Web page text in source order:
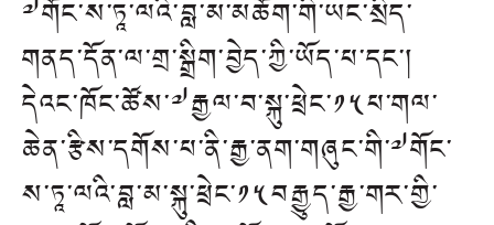
༧གོང་ས་ཏཱ་ལའི་བླ་མ་མཆོག་གི་ཡང་སྲིད་
གནད་དོན་ལ་གྲ་སྒྲིག་བྱེད་ཀྱི་ཡོད་པ་དང་།
དེའང་ཁོང་ཚོས་༧རྒྱལ་བ་སྐུ་ཕྲེང་༡༥པ་གལ་
ཆེན་རྩིས་དགོས་པ་ནི་རྒྱ་ནག་གཞུང་གི་༧གོང་
ས་ཏཱ་ལའི་བླ་མ་སྐུ་ཕྲེང་༡༥བརྒྱུད་རྒྱ་གར་གྱི་